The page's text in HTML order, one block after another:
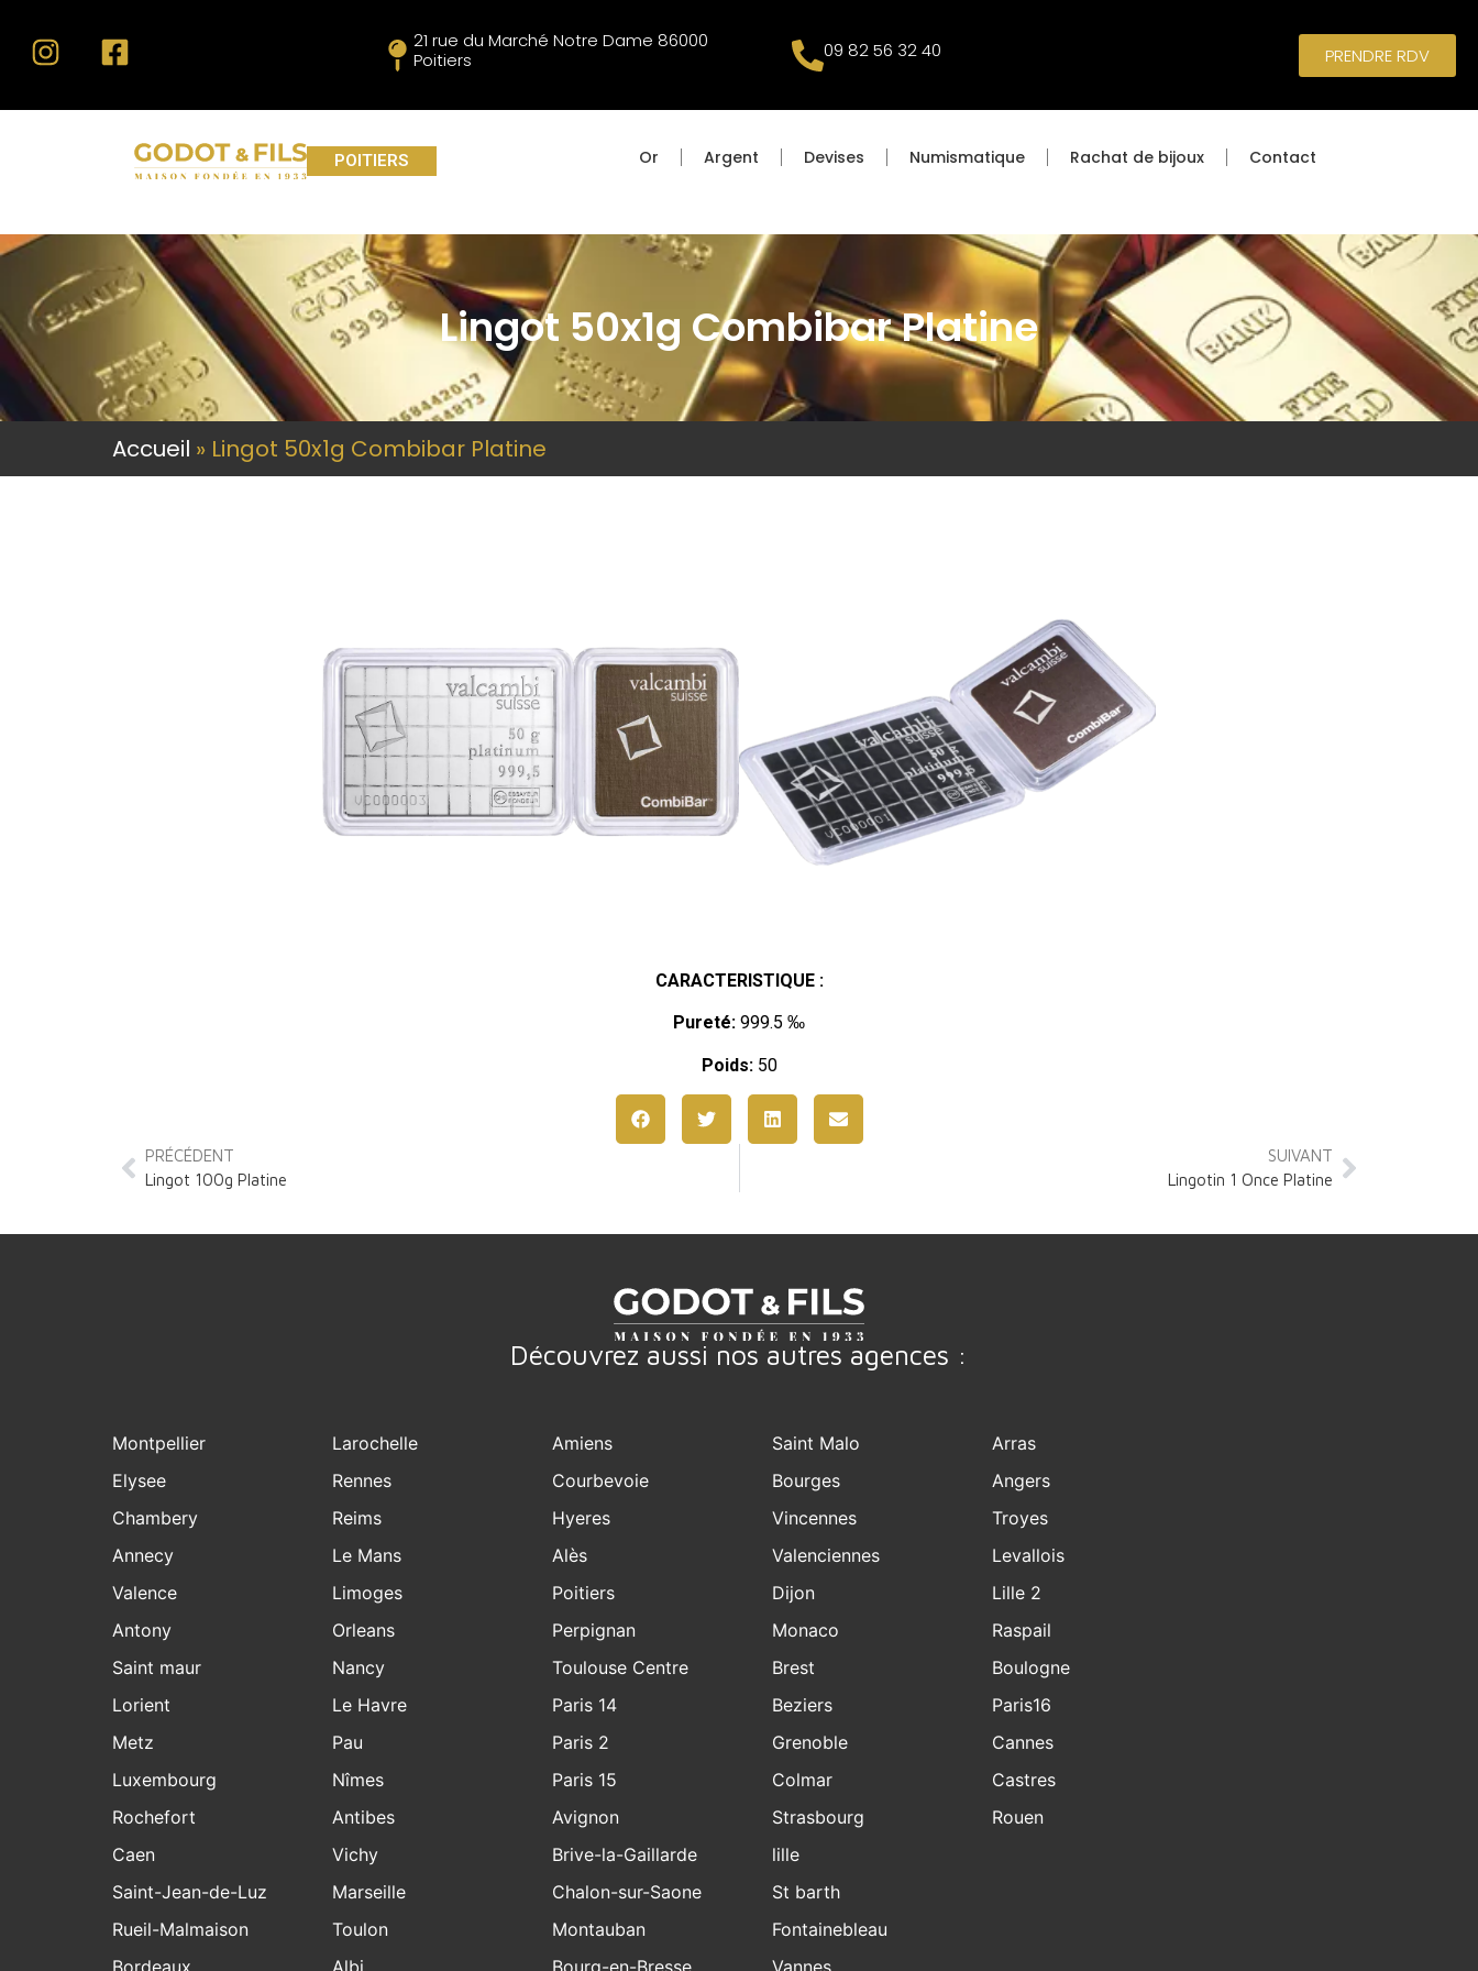
21 rue du Marché Notre Dame 86000
Poitiers
09 82 56 32 40 PRENDRE RDV
POITIERS Or Argent Devises Numismatique Rachat de bijoux Contact
Lingot 50x1g Combibar Platine
Accueil » Lingot 50x1g Combibar Platine
CARACTERISTIQUE :
Pureté: 999.5 ‰
Poids:50
PRÉCÉDENT
Lingot 100g Platine
SUIVANT
Lingotin 1 Once Platine
Découvrez aussi nos autres agences :
Montpellier
Elysee
Chambery
Annecy
Valence
Antony
Saint maur
Lorient
Metz
Luxembourg
Rochefort
Larochelle
Rennes
Reims
Le Mans
Limoges
Orleans
Nancy
Le Havre
Pau
Nîmes
Antibes
Amiens
Courbevoie
Hyeres
Alès
Poitiers
Perpignan
Toulouse Centre
Paris 14
Paris 2
Paris 15
Avignon
Saint Malo
Bourges
Vincennes
Valenciennes
Dijon
Monaco
Brest
Beziers
Grenoble
Colmar
Strasbourg
Arras
Angers
Troyes
Levallois
Lille 2
Raspail
Boulogne
Paris16
Cannes
Castres
Rouen
Caen
Saint-Jean-de-Luz
Rueil-Malmaison
Bordeaux
Vichy
Marseille
Toulon
Albi
Brive-la-Gaillarde
Chalon-sur-Saone
Montauban
Bourg-en-Bresse
lille
St barth
Fontainebleau
Vannes